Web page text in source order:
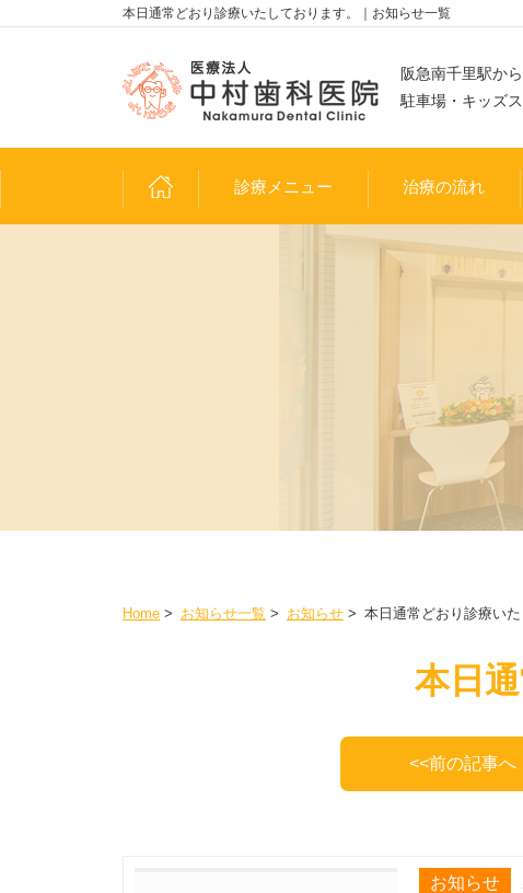
本日通常どおり診療いたしております。｜お知らせ一覧
阪急南千里駅か
駐車場・キッズ
診療メニュー 治療の流れ
Home > お知らせ一覧 > お知らせ > 本日通常どおり診療いた
本日
<<前の記事へ
お知らせ